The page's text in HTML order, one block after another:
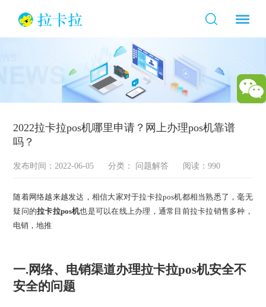
2022拉卡拉pos机哪里申请？网上办理pos机靠谱
吗？
发布时间：2022-06-05 分类： 问题解答 阅读：990
随着网络越来越发达，相信大家对于拉卡拉pos机都相当熟悉了，毫无
疑问的拉卡拉pos机也是可以在线上办理，通常目前拉卡拉销售多种，
电销，地推
一.网络、电销渠道办理拉卡拉pos机安全不
安全的问题